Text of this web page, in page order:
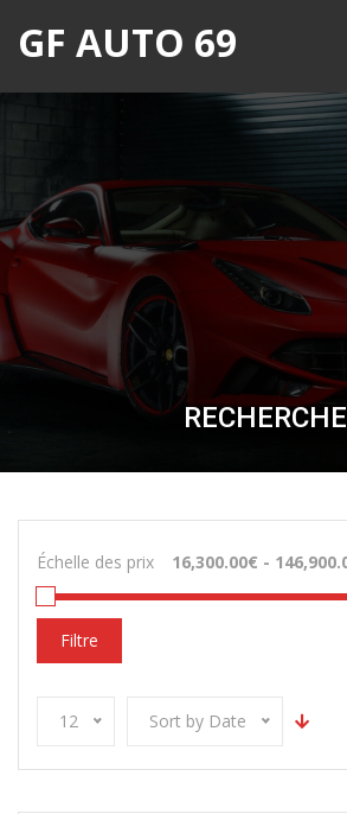
GF AUTO 69
RECHERCHE
Échelle des prix
Filtre
12 Sort by Date